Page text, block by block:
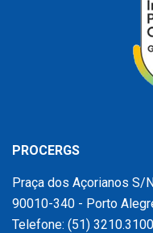
PROCERGS
Praça dos Açorianos S/
90010-340 - Porto
Telefone: (51) 3210.3100